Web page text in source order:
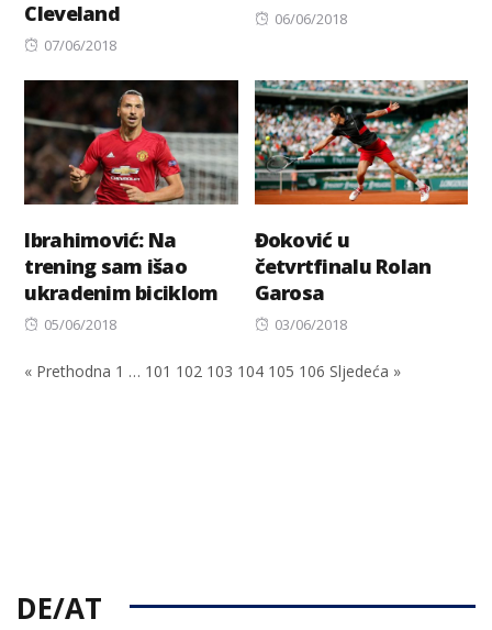
Cleveland
Posted
07/06/2018
Posted
06/06/2018
Ibrahimović: Na
trening sam išao
ukradenim biciklom
Posted
05/06/2018
Đoković u
četvrtfinalu Rolan
Garosa
Posted
03/06/2018
« Prethodna 1 … 101 102 103 104 105 106 Sljedeća »
DE/AT